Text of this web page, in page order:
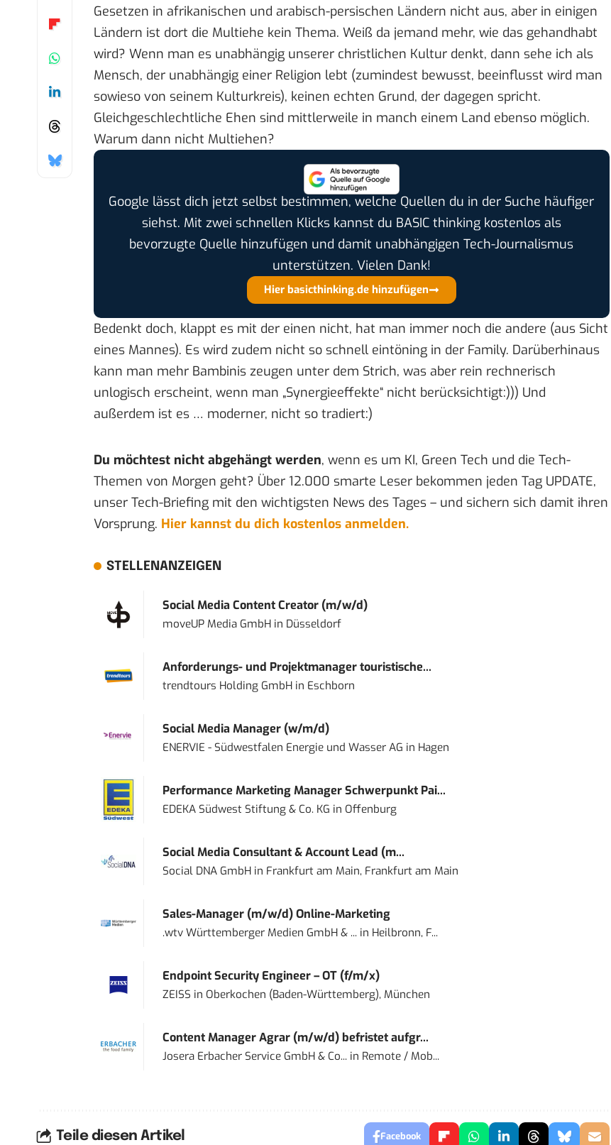
Gesetzen in afrikanischen und arabisch-persischen Ländern nicht aus, aber in einigen
Ländern ist dort die Multiehe kein Thema. Weiß da jemand mehr, wie das gehandhabt
wird? Wenn man es unabhängig unserer christlichen Kultur denkt, dann sehe ich als
Mensch, der unabhängig einer Religion lebt (zumindest bewusst, beeinflusst wird man
sowieso von seinem Kulturkreis), keinen echten Grund, der dagegen spricht.
Gleichgeschlechtliche Ehen sind mittlerweile in manch einem Land ebenso möglich.
Warum dann nicht Multiehen?
Google lässt dich jetzt selbst bestimmen, welche Quellen du in der Suche häufiger
siehst. Mit zwei schnellen Klicks kannst du BASIC thinking kostenlos als
bevorzugte Quelle hinzufügen und damit unabhängigen Tech-Journalismus
unterstützen. Vielen Dank!
Hier basicthinking.de hinzufügen
Bedenkt doch, klappt es mit der einen nicht, hat man immer noch die andere (aus Sicht
eines Mannes). Es wird zudem nicht so schnell eintöning in der Family. Darüberhinaus
kann man mehr Bambinis zeugen unter dem Strich, was aber rein rechnerisch
unlogisch erscheint, wenn man „Synergieeffekte“ nicht berücksichtigt:))) Und
außerdem ist es … moderner, nicht so tradiert:)
Du möchtest nicht abgehängt werden, wenn es um KI, Green Tech und die Tech-
Themen von Morgen geht? Über 12.000 smarte Leser bekommen jeden Tag UPDATE,
unser Tech-Briefing mit den wichtigsten News des Tages – und sichern sich damit ihren
Vorsprung. Hier kannst du dich kostenlos anmelden.
STELLENANZEIGEN
Social Media Content Creator (m/w/d)
moveUP Media GmbHin Düsseldorf
Anforderungs- und Projektmanager touristische...
trendtours Holding GmbHin Eschborn
Social Media Manager (w/m/d)
ENERVIE - Südwestfalen Energie und Wasser AG in Hagen
Performance Marketing Manager Schwerpunkt Pai...
EDEKA Südwest Stiftung & Co. KG in Offenburg
Social Media Consultant & Account Lead (m...
Social DNA GmbHin Frankfurt am Main, Frankfurt am Main
Sales-Manager (m/w/d) Online-Marketing
.wtv Württemberger Medien GmbH & ...in Heilbronn, F...
Endpoint Security Engineer – OT (f/m/x)
ZEISS in Oberkochen (Baden-Württemberg), München
Content Manager Agrar (m/w/d) befristet aufgr...
Josera Erbacher Service GmbH & Co...in Remote / Mob...
Teile diesen Artikel Facebook